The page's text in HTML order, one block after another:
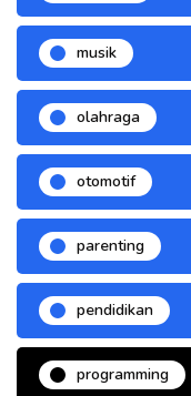
musik
olahraga
otomotif
parenting
pendidikan
programming